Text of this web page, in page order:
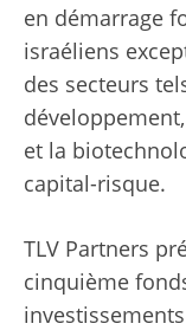
en démarrage
israéliens
des secteurs
et la
capital-risque.
TLV Partners
cinquième